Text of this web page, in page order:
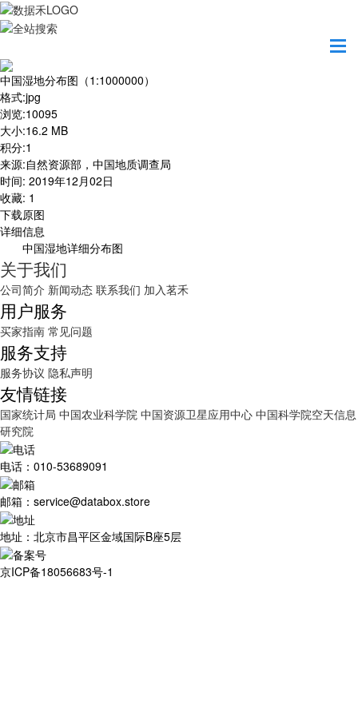
中国湿地分布图（1:1000000）
格式:jpg
浏览:10095
大小:16.2 MB
积分:1
来源:自然资源部，中国地质调查局
时间: 2019年12月02日
收藏: 1
下载原图
详细信息
中国湿地详细分布图
关于我们
公司简介 新闻动态 联系我们 加入茗禾
用户服务
买家指南 常见问题
服务支持
服务协议 隐私声明
友情链接
国家统计局 中国农业科学院 中国资源卫星应用中心 中国科学院空天信息
研究院
电话：010-53689091
邮箱：service@databox.store
地址：北京市昌平区金域国际B座5层
京ICP备18056683号-1